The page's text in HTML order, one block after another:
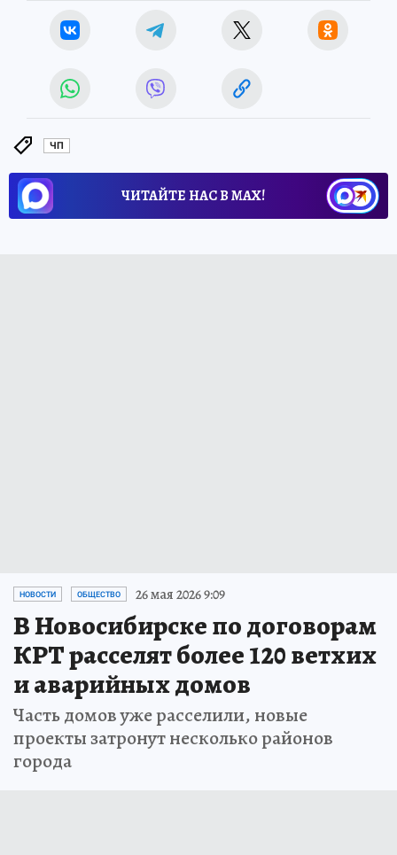
ЧП
ЧИТАЙТЕ НАС В МАХ!
НОВОСТИ ОБЩЕСТВО 26 мая 2026 9:09
В Новосибирске по договорам
КРТ расселят более 120 ветхих
и аварийных домов
Часть домов уже расселили, новые
проекты затронут несколько районов
города